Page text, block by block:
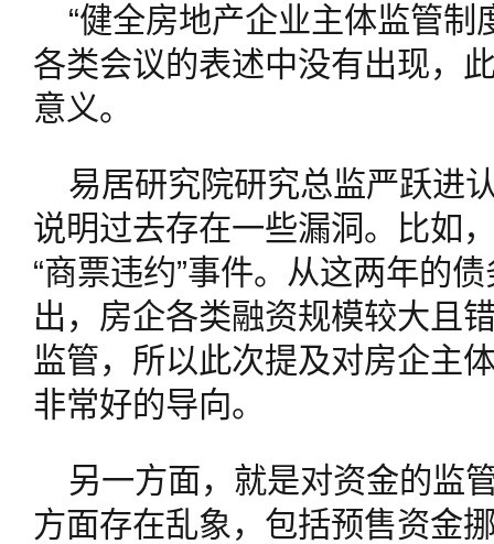
“健全房地产企业主体监管制
各类会议的表述中没有出现，
意义。
易居研究院研究总监严跃进
说明过去存在一些漏洞。比如
“商票违约”事件。从这两年的
出，房企各类融资规模较大且
监管，所以此次提及对房企主
非常好的导向。
另一方面，就是对资金的监
方面存在乱象，包括预售资金